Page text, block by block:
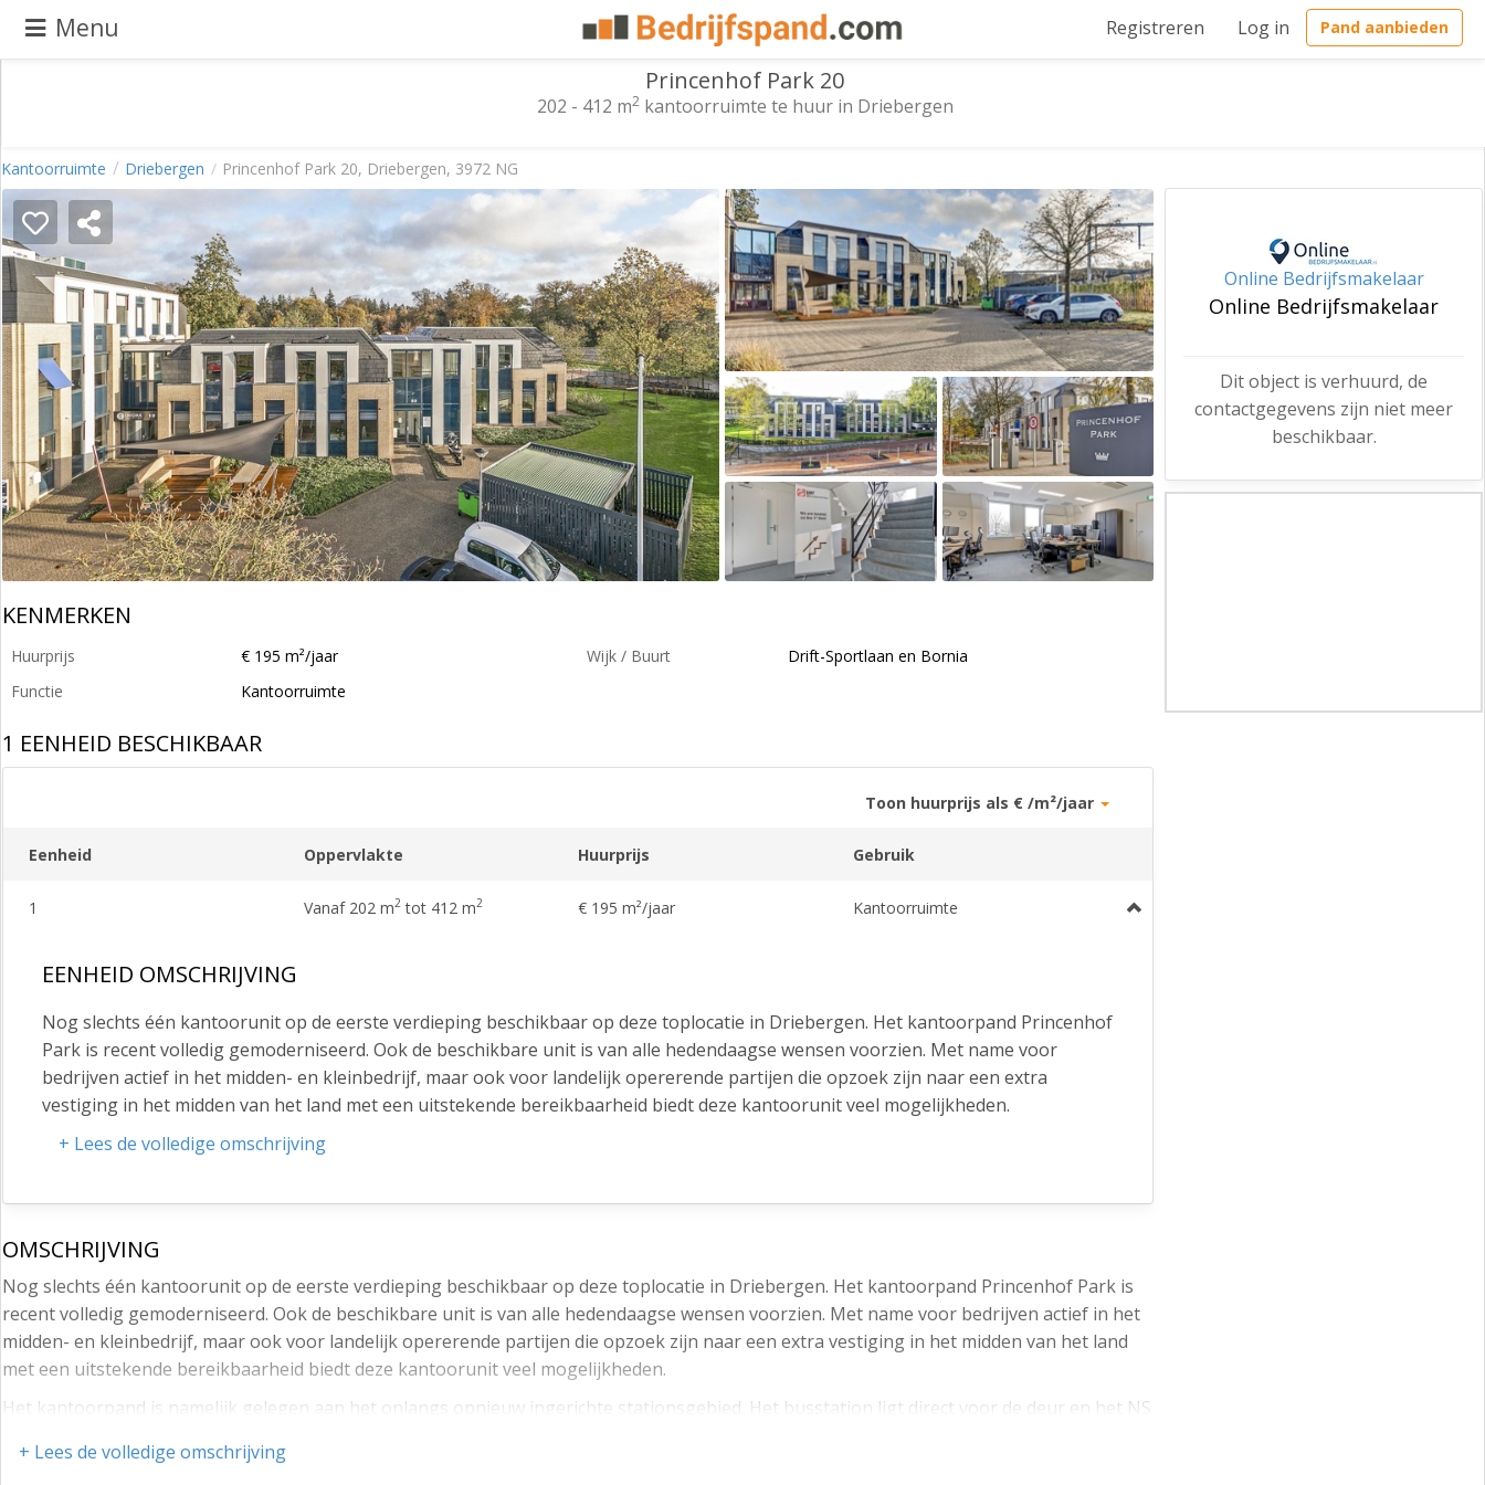
Menu Registreren Log in Pand aanbieden
aanbieden
Pand
zoeken
Waarom
adverteren
Premium
adverteren
Blog
Registreren
Login
Kantoorruimte Driebergen Princenhof Park 20, Driebergen, 3972 NG
Princenhof Park 20
202 - 412 m2kantoorruimte te huur in Driebergen
KENMERKEN
Huurprijs
€ 195 m²/jaar
Functie
Kantoorruimte
Wijk / Buurt Drift-Sportlaan en Bornia
1 EENHEID BESCHIKBAAR
Toon huurprijs als € /m²/jaar
Eenheid Oppervlakte Huurprijs Gebruik
1 Vanaf 202 m2tot 412 m2 € 195 m²/jaar Kantoorruimte
EENHEID OMSCHRIJVING
Nog slechts één kantoorunit op de eerste verdieping beschikbaar op deze toplocatie in Driebergen. Het kantoorpand Princenhof
Park is recent volledig gemoderniseerd. Ook de beschikbare unit is van alle hedendaagse wensen voorzien. Met name voor
bedrijven actief in het midden- en kleinbedrijf, maar ook voor landelijk opererende partijen die opzoek zijn naar een extra
vestiging in het midden van het land met een uitstekende bereikbaarheid biedt deze kantoorunit veel mogelijkheden.
Het kantoorpand is namelijk gelegen aan het onlangs opnieuw ingerichte stationsgebied. Het busstation ligt direct voor de deur
Het nieuwe station en de aansluitende infrastructuur zijn goed ingepast in de bijzonder omgeving van de Stichtse Lustwarande.
Het treinverkeer heeft met vier sporen de capaciteit en de flexibiliteit die nodig is voor de toekomst. De N225 (de Hoofdstraat)
kruist het spoor met een tunnel en het ruim opgezette busstation heeft voldoende ruimte voor alle bussen en veilige
looproutes.
Direct aan dit prachtige station en slechts enkele minuten van de snelweg A12 ligt kantoorpand Princenhof Park.
Metrage
Kantoorruimte: circa. 412 m2 VVO
De kantoorruimte is tevens op te splitsen in twee kantoorruimtes van circa. 202 m² en circa 210 m². Voor meer informatie neem
+ Lees de volledige omschrijving
OMSCHRIJVING
Nog slechts één kantoorunit op de eerste verdieping beschikbaar op deze toplocatie in Driebergen. Het kantoorpand Princenhof Park is
recent volledig gemoderniseerd. Ook de beschikbare unit is van alle hedendaagse wensen voorzien. Met name voor bedrijven actief in het
midden- en kleinbedrijf, maar ook voor landelijk opererende partijen die opzoek zijn naar een extra vestiging in het midden van het land
met een uitstekende bereikbaarheid biedt deze kantoorunit veel mogelijkheden.
Het kantoorpand is namelijk gelegen aan het onlangs opnieuw ingerichte stationsgebied. Het busstation ligt direct voor de deur en het NS
+ Lees de volledige omschrijving
Online Bedrijfsmakelaar
Online Bedrijfsmakelaar
Dit object is verhuurd, de
contactgegevens zijn niet meer
beschikbaar.